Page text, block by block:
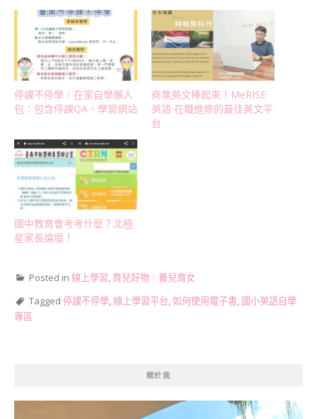
停課不停學︱在家自學懶人
包：包含停課QA、學習網站
商業英文棒起來！MeRISE
英語 在職進修的最佳英文平
台
國中教育會考考什麼？北極
星家長論壇！
Posted in 線上學習, 育兒好物︱養兒育女
Tagged 停課不停學,線上學習平台,如何使用電子書, 國小英語自學
專區
關於我